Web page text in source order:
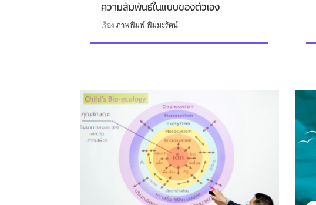
ความสัมพันธ์ในแบบของตัวเอง
เรื่องภาพพิมพ์ พิมมะรัตน์